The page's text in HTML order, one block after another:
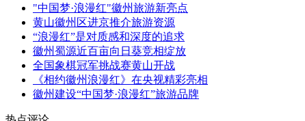
"中国梦·浪漫红"徽州旅游新亮点
黄山徽州区进京推介旅游资源
“浪漫红”是对质感和深度的追求
徽州蜀源近百亩向日葵竞相绽放
全国象棋冠军挑战赛黄山开战
《相约徽州浪漫红》在央视精彩亮相
徽州建设“中国梦·浪漫红”旅游品牌